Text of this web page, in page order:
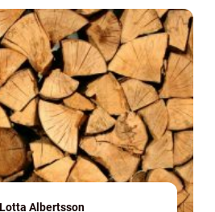
Lotta Albertsson